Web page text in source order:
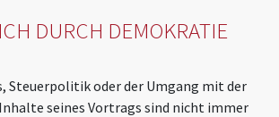
DURCH DEMOKRATIE
Steuerpolitik oder der Umgang mit der
seines Vortrags sind nicht immer